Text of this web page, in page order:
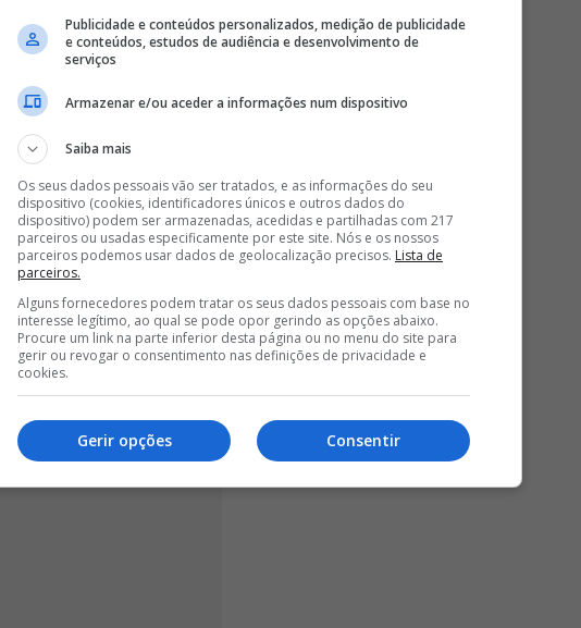
LENDÁRIA DO BENFICA INICIA CURSO DE TREINADOR
COMENTA INTERESSE NO TÉCNICO: "NÃO SEI SE..."
<
o Al Wasl dos Emirados Árabes Unidos, deixou
seu antigo jogador no Paços de Ferreira (2010/11) e,
dois momentos diferentes da sua carreira.
Publicidade e conteúdos personalizados, medição de publicidade
e conteúdos, estudos de audiência e desenvolvimento de
serviços
Armazenar e/ou aceder a informações num dispositivo
Saiba mais
Os seus dados pessoais vão ser tratados, e as informações do seu
dispositivo (cookies, identificadores únicos e outros dados do
dispositivo) podem ser armazenadas, acedidas e partilhadas com 217
parceiros ou usadas especificamente por este site. Nós e os nossos
parceiros podemos usar dados de geolocalização precisos. Lista de
parceiros.
Alguns fornecedores podem tratar os seus dados pessoais com base no
interesse legítimo, ao qual se pode opor gerindo as opções abaixo.
Procure um link na parte inferior desta página ou no menu do site para
gerir ou revogar o consentimento nas definições de privacidade e
cookies.
Consentir
Gerir opções